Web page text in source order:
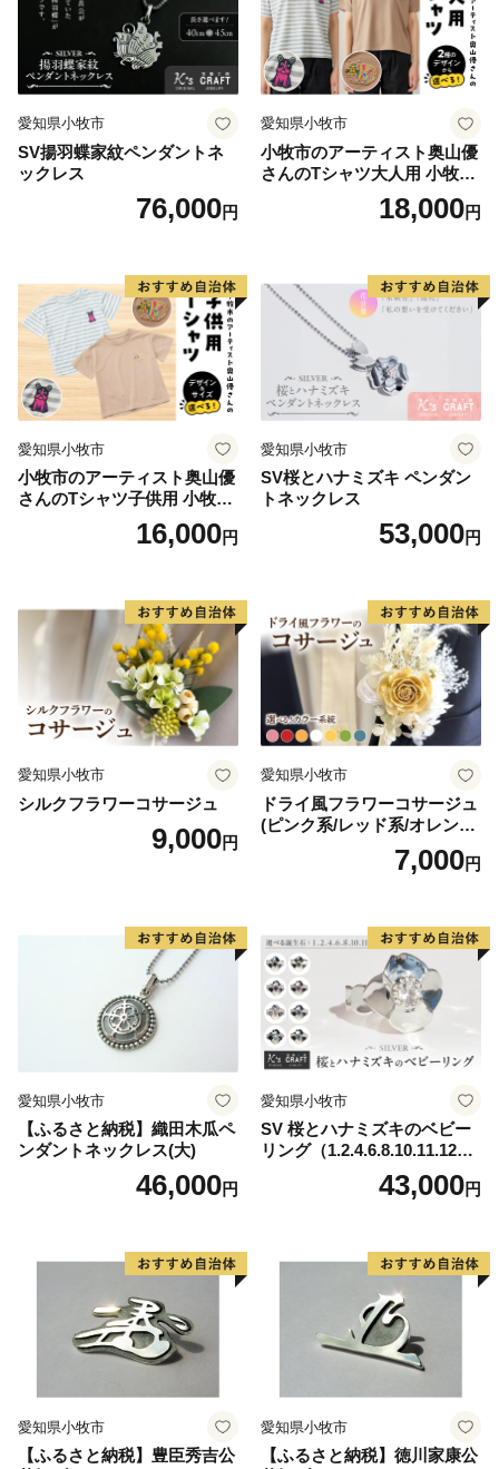
としても知られているほか、加茂遺跡などの文化財など
も多く存在し、悠久の歴史を感じることのできるまちで
す。
【返礼品の発送について】
かる場合がございます。
・5千円以上の寄付をいただいた方に返礼品をお贈りし
ます。
・寄付金額の範囲内であれば複数の返礼品をお選びいた
だけます。
・寄付の回数制限はありません。
・返礼品をお贈りするのは市外住民に限ります。
・返礼品の発送先は日本国内に限ります。
愛知県小牧市
SV揚羽蝶家紋ペンダントネ
ックレス
76,000円
愛知県小牧市
小牧市のアーティスト奥山優
さんのTシャツ大人用 小牧市
18,000円
愛知県小牧市
小牧市のアーティスト奥山優
さんのTシャツ子供用 小牧市
16,000円
愛知県小牧市
SV桜とハナミズキ ペンダン
トネックレス
53,000円
愛知県小牧市
シルクフラワーコサージュ
9,000円
愛知県小牧市
ドライ風フラワーコサージュ
(ピンク系/レッド系/オレンジ
系/ホワイト系/イエロー系/グ
リーン系/ブルー系）7,000円
愛知県小牧市
【ふるさと納税】織田木瓜ペ
ンダントネックレス(大)
46,000円
愛知県小牧市
SV 桜とハナミズキのベビー
リング（1.2.4.6.8.10.11.12
43,000円
愛知県小牧市
【ふるさと納税】豊臣秀吉公
愛知県小牧市
【ふるさと納税】徳川家康公